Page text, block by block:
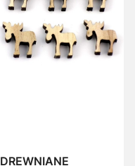
DREWNIANE